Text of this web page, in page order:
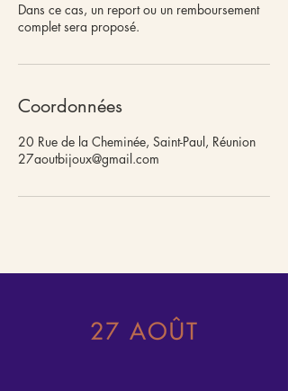
Dans ce cas, un report ou un remboursement
complet sera proposé.
Coordonnées
20 Rue de la Cheminée, Saint-Paul, Réunion
27aoutbijoux@gmail.com